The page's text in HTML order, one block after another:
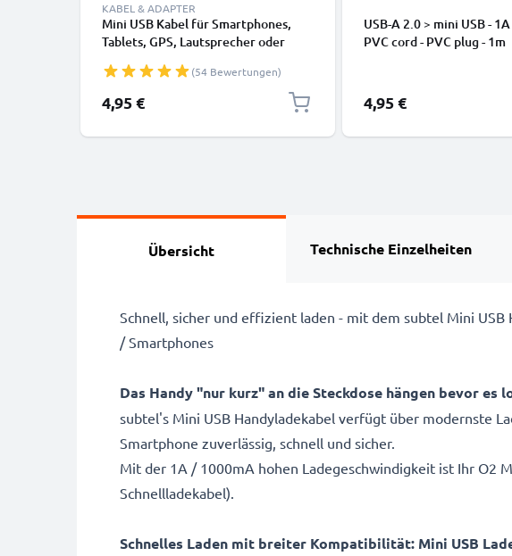
KABEL & ADAPTER
Mini USB Kabel für Smartphones,
Tablets, GPS, Lautsprecher oder
Datenkabel 1m 1A PVC schwarz
(54 Bewertungen)
4,95 €
USB-A 2.0 > mini USB -
PVC cord - PVC plug - 1m
4,95 €
Übersicht Technische Einzelheiten
Schnell, sicher und effizient laden - mit dem subtel Mini
/ Smartphones
Das Handy "nur kurz" an die Steckdose hängen bevor es
subtel's Mini USB Handyladekabel verfügt über modernste
Smartphone zuverlässig, schnell und sicher.
Mit der 1A / 1000mA hohen Ladegeschwindigkeit ist Ihr O2
Schnellladekabel).
Schnelles Laden mit breiter Kompatibilität: Mini USB